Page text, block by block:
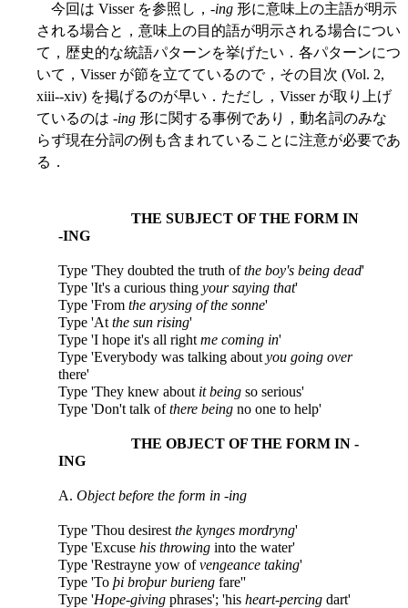
今回は Visser を参照し，-ing 形に意味上の主語が明示
される場合と，意味上の目的語が明示される場合につい
て，歴史的な統語パターンを挙げたい．各パターンにつ
いて，Visser が節を立てているので，その目次 (Vol. 2,
xiii--xiv) を掲げるのが早い．ただし，Visser が取り上げ
ているのは -ing 形に関する事例であり，動名詞のみな
らず現在分詞の例も含まれていることに注意が必要であ
る．
THE SUBJECT OF THE FORM IN
-ING
Type 'They doubted the truth ofthe boy's being dead'
Type 'It's a curious thing your saying that'
Type 'From the arysing of the sonne'
Type 'At the sun rising'
Type 'I hope it's all right me coming in'
Type 'Everybody was talking about you going over
there'
Type 'They knew about it being so serious'
Type 'Don't talk ofthere being no one to help'
THE OBJECT OF THE FORM IN -
ING
A. Object before the form in -ing
Type 'Thou desirest the kynges mordryng'
Type 'Excuse his throwing into the water'
Type 'Restrayne yow ofvengeance taking'
Type 'To þi broþur burieng fare''
Type 'Hope-giving phrases'; 'his heart-percing dart'